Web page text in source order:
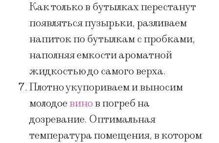
Как только в бутылках перестанут
появляться пузырьки, разливаем
напиток по бутылкам с пробками,
наполняя емкости ароматной
жидкостью до самого верха.
Плотно укупориваем и выносим
молодоевино в погреб на
дозревание. Оптимальная
температура помещения, в котором